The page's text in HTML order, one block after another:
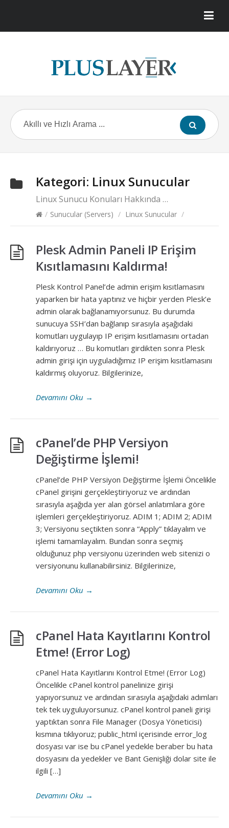
Kategori: Linux Sunucular
Linux Sunucu Konuları Hakkında …
/ Sunucular (Servers) / Linux Sunucular /
Plesk Admin Paneli IP Erişim
Kısıtlamasını Kaldırma!
Plesk Kontrol Panel’de admin erişim kısıtlamasını
yaparken bir hata yaptınız ve hiçbir yerden Plesk’e
admin olarak bağlanamıyorsunuz. Bu durumda
sunucuya SSH’dan bağlanıp sırasıyla aşağıdaki
komutları uygulayıp IP erişim kısıtlamasını ortadan
kaldırıyoruz … Bu komutları girdikten sonra Plesk
admin girişi için uyguladığımız IP erişim kısıtlamasını
kaldırmış oluyoruz. Bilgilerinize,
Devamını Oku →
cPanel’de PHP Versiyon
Değiştirme İşlemi!
cPanel’de PHP Versiyon Değiştirme İşlemi Öncelikle
cPanel girişini gerçekleştiriyoruz ve ardından
sırasıyla aşağıda yer alan görsel anlatımlara göre
işlemleri gerçekleştiriyoruz. ADIM 1; ADIM 2; ADIM
3; Versiyonu seçtikten sonra “Apply” tıklayalım ve
işlemi tamamlayalım. Bundan sonra seçmiş
olduğunuz php versiyonu üzerinden web sitenizi o
versiyonunu kullanabilirsiniz. Bilgilerinize,
Devamını Oku →
cPanel Hata Kayıtlarını Kontrol
Etme! (Error Log)
cPanel Hata Kayıtlarını Kontrol Etme! (Error Log)
Öncelikle cPanel kontrol panelinize girişi
yapıyorsunuz ve ardından sırasıyla aşağıdaki adımları
tek tek uyguluyorsunuz. cPanel kontrol paneli girişi
yaptıktan sonra File Manager (Dosya Yöneticisi)
kısmına tıklıyoruz; public_html içerisinde error_log
dosyası var ise bu cPanel yedekle beraber bu hata
dosyasını da yedekler ve Bant Genişliği dolar site ile
ilgili […]
Devamını Oku →